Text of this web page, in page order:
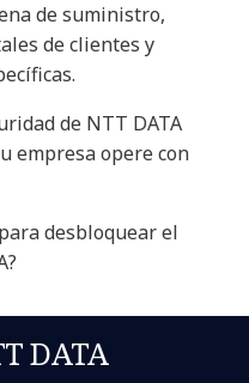
de suministro,
de clientes y
de NTT DATA
empresa opere con
desbloquear el
DATA